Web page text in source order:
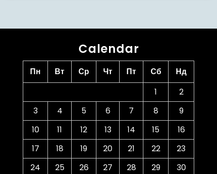
Calendar
Пн Вт Ср Чт Пт Сб
Нд
1
2
3
4 5 6 7 8
9
10
11 12 13 14 15
16
17
18 19 20 21 22
23
24
25 26 27 28 29
30